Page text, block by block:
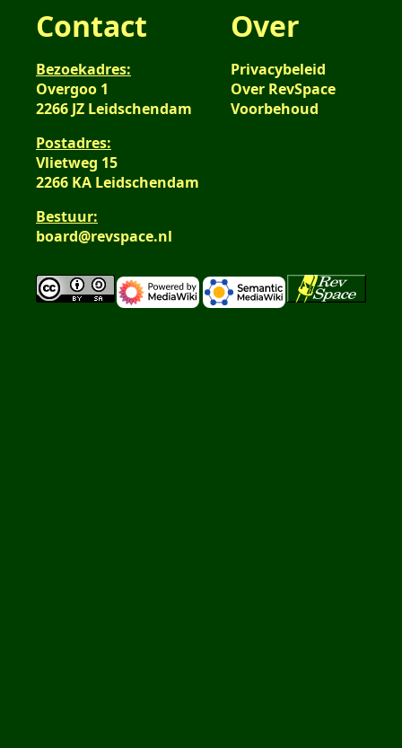
Contact
Bezoekadres:
Overgoo 1
2266 JZ Leidschendam
Postadres:
Vlietweg 15
2266 KA Leidschendam
Bestuur:
board@revspace.nl
Over
Privacybeleid
Over RevSpace
Voorbehoud